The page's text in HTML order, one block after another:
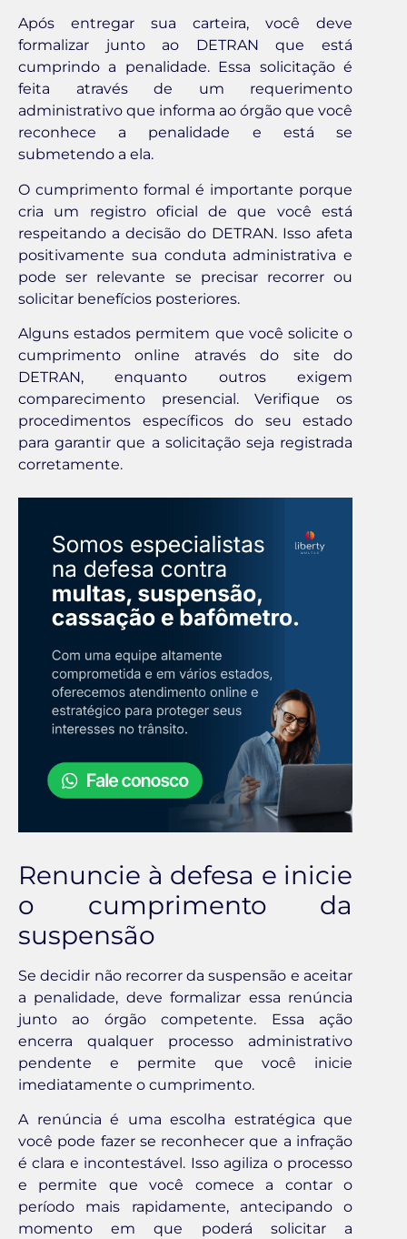
Após entregar sua carteira, você deve
formalizar junto ao DETRAN que está
cumprindo a penalidade. Essa solicitação é
feita através de um requerimento
administrativo que informa ao órgão que você
reconhece a penalidade e está se
submetendo a ela.
O cumprimento formal é importante porque
cria um registro oficial de que você está
respeitando a decisão do DETRAN. Isso afeta
positivamente sua conduta administrativa e
pode ser relevante se precisar recorrer ou
solicitar benefícios posteriores.
Alguns estados permitem que você solicite o
cumprimento online através do site do
DETRAN, enquanto outros exigem
comparecimento presencial. Verifique os
procedimentos específicos do seu estado
para garantir que a solicitação seja registrada
corretamente.
Renuncie à defesa e inicie
o cumprimento da
suspensão
Se decidir não recorrer da suspensão e aceitar
a penalidade, deve formalizar essa renúncia
junto ao órgão competente. Essa ação
encerra qualquer processo administrativo
pendente e permite que você inicie
imediatamente o cumprimento.
A renúncia é uma escolha estratégica que
você pode fazer se reconhecer que a infração
é clara e incontestável. Isso agiliza o processo
e permite que você comece a contar o
período mais rapidamente, antecipando o
momento em que poderá solicitar a